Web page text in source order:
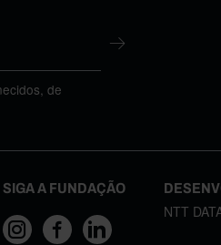
de
SIGA A FUNDAÇÃO
NTT